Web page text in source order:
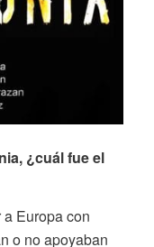
¿cuál fue el
Europa con
o no apoyaban